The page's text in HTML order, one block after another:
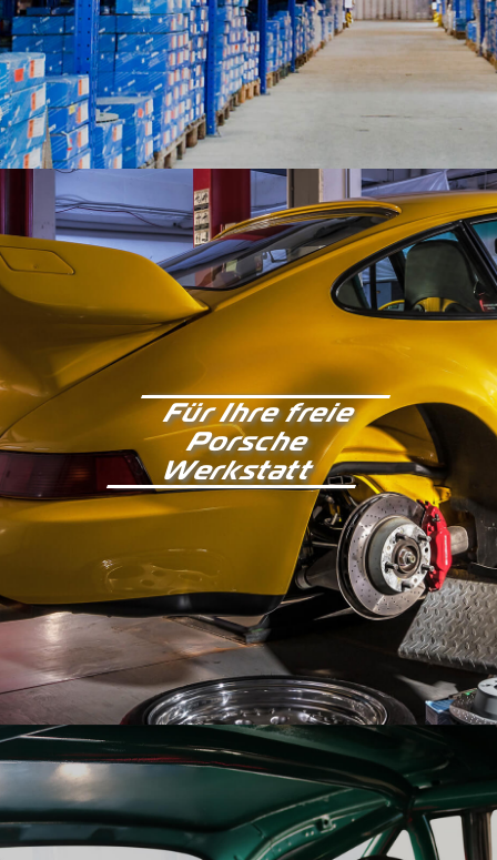
Kontakt
Für Ihre freie
Porsche
Werkstatt
Kontakt